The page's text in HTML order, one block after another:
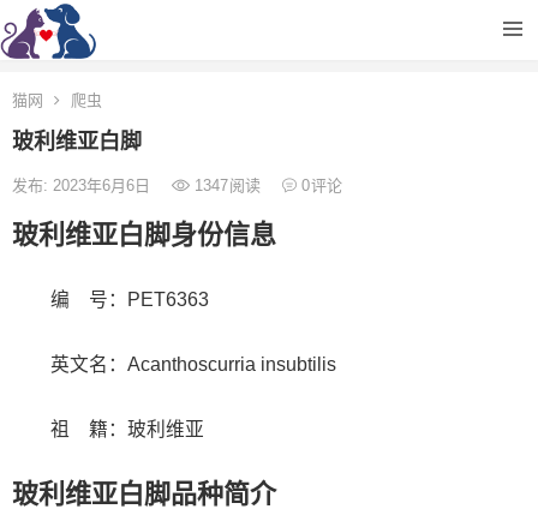
猫网 爬虫
玻利维亚白脚
发布: 2023年6月6日 1347阅读 0评论
玻利维亚白脚身份信息
编 号：PET6363
英文名：Acanthoscurria insubtilis
祖 籍：玻利维亚
玻利维亚白脚品种简介